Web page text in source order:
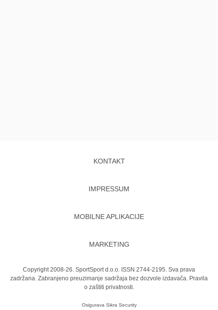
KONTAKT
IMPRESSUM
MOBILNE APLIKACIJE
MARKETING
Copyright 2008-26. SportSport d.o.o. ISSN 2744-2195. Sva prava
zadržana. Zabranjeno preuzimanje sadržaja bez dozvole izdavača. Pravila
o zaštiti privatnosti.
Osigurava Sikra Security